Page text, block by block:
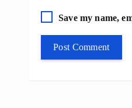
Save my name,